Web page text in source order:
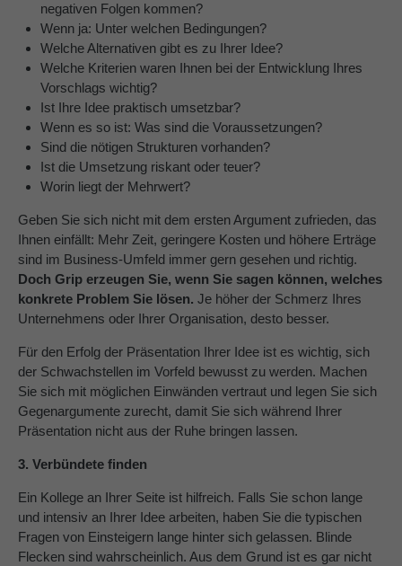
negativen Folgen kommen?
Wenn ja: Unter welchen Bedingungen?
Welche Alternativen gibt es zu Ihrer Idee?
Welche Kriterien waren Ihnen bei der Entwicklung Ihres
Vorschlags wichtig?
Ist Ihre Idee praktisch umsetzbar?
Wenn es so ist: Was sind die Voraussetzungen?
Sind die nötigen Strukturen vorhanden?
Ist die Umsetzung riskant oder teuer?
Worin liegt der Mehrwert?
Geben Sie sich nicht mit dem ersten Argument zufrieden, das
Ihnen einfällt: Mehr Zeit, geringere Kosten und höhere Erträge
sind im Business-Umfeld immer gern gesehen und richtig.
Doch Grip erzeugen Sie, wenn Sie sagen können, welches
konkrete Problem Sie lösen. Je höher der Schmerz Ihres
Unternehmens oder Ihrer Organisation, desto besser.
Für den Erfolg der Präsentation Ihrer Idee ist es wichtig, sich
der Schwachstellen im Vorfeld bewusst zu werden. Machen
Sie sich mit möglichen Einwänden vertraut und legen Sie sich
Gegenargumente zurecht, damit Sie sich während Ihrer
Präsentation nicht aus der Ruhe bringen lassen.
3. Verbündete finden
Ein Kollege an Ihrer Seite ist hilfreich. Falls Sie schon lange
und intensiv an Ihrer Idee arbeiten, haben Sie die typischen
Fragen von Einsteigern lange hinter sich gelassen. Blinde
Flecken sind wahrscheinlich. Aus dem Grund ist es gar nicht